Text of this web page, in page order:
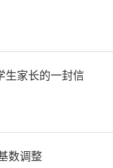
老同
怀。
医工作
生家长的一封信
数调整